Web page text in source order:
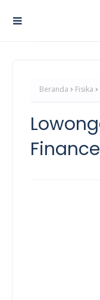
Beranda Fisika
Finance